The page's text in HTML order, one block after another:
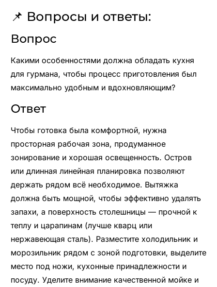
📌 Вопросы и ответы:
Вопрос
Какими особенностями должна обладать кухня
для гурмана, чтобы процесс приготовления был
максимально удобным и вдохновляющим?
Ответ
Чтобы готовка была комфортной, нужна
просторная рабочая зона, продуманное
зонирование и хорошая освещенность. Остров
или длинная линейная планировка позволяют
держать рядом всё необходимое. Вытяжка
должна быть мощной, чтобы эффективно удалять
запахи, а поверхность столешницы — прочной к
теплу и царапинам (лучше кварц или
нержавеющая сталь). Разместите холодильник и
морозильник рядом с зоной подготовки, выделите
место под ножи, кухонные принадлежности и
посуду. Уделите внимание качественной мойке и